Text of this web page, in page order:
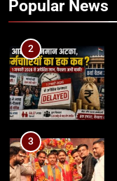
Popular News
3
4